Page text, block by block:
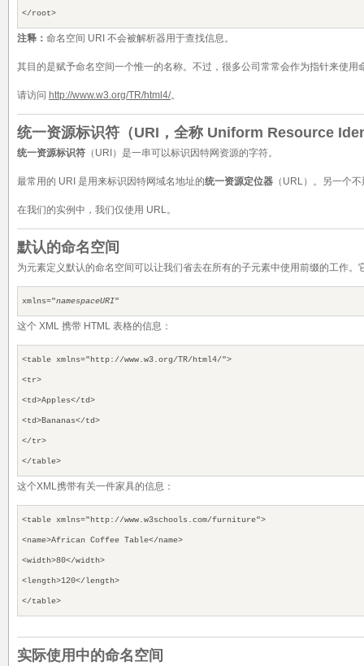
</root>
注释： 命名空间 URI 不会被解析器用于查找信息。
其目的是赋予命名空间一个惟一的名称。不过，很多公司常常会作为指针来使用
请访问 http://www.w3.org/TR/html4/。
统一资源标识符（URI，全称 Uniform Resource
统一资源标识符 （URI）是一串可以标识因特网资源的字符。
最常用的 URI 是用来标识因特网域名地址的统一资源定位器 （URL）。另一个
在我们的实例中，我们仅使用 URL。
默认的命名空间
为元素定义默认的命名空间可以让我们省去在所有的子元素中使用前缀的工作。
xmlns="namespaceURI"
这个 XML 携带 HTML 表格的信息：
<table xmlns="http://www.w3.org/TR/html4/">
<tr>
<td>Apples</td>
<td>Bananas</td>
</tr>
</table>
这个XML携带有关一件家具的信息：
<table xmlns="http://www.w3schools.com/furniture">
<name>African Coffee Table</name>
<width>80</width>
<length>120</length>
</table>
实际使用中的命名空间